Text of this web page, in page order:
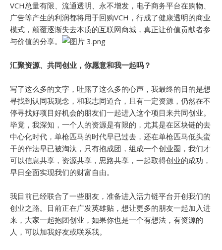
VCH总量有限、流通透明、永不增发，电子商务平台在购物、
广告等产生的利润都将用于回购VCH，行成了健康透明的商业
模式，颠覆逐渐失去本质的互联网商城，真正让价值贡献者参
与价值的分享。
汇聚资源、共同创业，你愿意和我一起吗？
写了这么多的文字，吐露了这么多的心声，我最终的目的是想
寻找到认同我观念，和我志同道合，且有一定资源，仍然在不
停寻找好项目好机会的朋友们一起进入这个项目来共同创业。
毕竟，我深知，一个人的资源是有限的，尤其是在区块链的去
中心化时代，单枪匹马的时代早已过去，还在单枪匹马低头蛮
干的作法早已被淘汰，只有抱成团，组成一个创业圈，我们才
可以信息共享，资源共享，思路共享，一起取得创业的成功，
早日全面实现我们的财富自由。
我目前已经联合了一些朋友，准备进入活力链平台开创我们的
创业之路。目前正在广发英雄贴，想让更多的朋友一起加入进
来，大家一起抱团创业，如果你也是一个有想法，有资源的
人，可以加我好友或联系我。